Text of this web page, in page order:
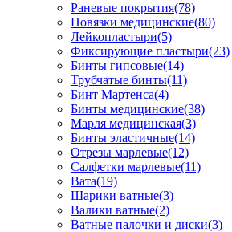
Раневые покрытия(78)
Повязки медицинские(80)
Лейкопластыри(5)
Фиксирующие пластыри(23)
Бинты гипсовые(14)
Трубчатые бинты(11)
Бинт Мартенса(4)
Бинты медицинские(38)
Марля медицинская(3)
Бинты эластичные(14)
Отрезы марлевые(12)
Салфетки марлевые(11)
Вата(19)
Шарики ватные(3)
Валики ватные(2)
Ватные палочки и диски(3)